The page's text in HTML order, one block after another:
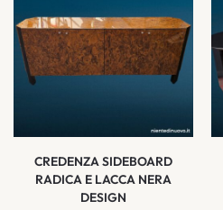
CREDENZA SIDEBOARD
RADICA E LACCA NERA
DESIGN